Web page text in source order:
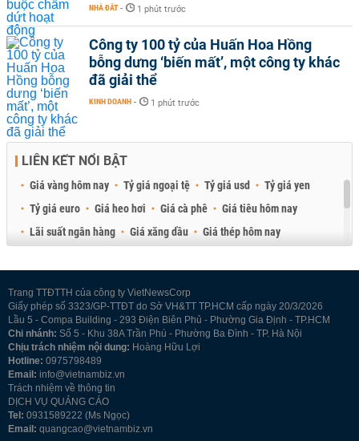
NHÀ ĐẤT - 1 phút trước
Công ty 100 tỷ của Huấn Hoa Hồng
bỗng dưng ‘biến mất’, một công ty khác
đã giải thể
KINH DOANH - 1 phút trước
LIÊN KẾT NỔI BẬT
Giá vàng hôm nay Tỷ giá ngoại tệ Tỷ giá usd
Tỷ giá yen
Tỷ giá euro
Giá heo hơi Giá cà phê
Giá tiêu hôm nay
Lãi suất ngân hàng
Giá xăng dầu
Giá thép hôm nay
Trang TTĐTTH của công ty VietNewsCorp
Giấy phép số 3323/GP-TTĐT do Sở VH&TT TP.HCM cấp ngày 20/3/2026
Lầu 5 - Compa Building - 293 Điện Biên Phủ - Phường Gia Định - TP.HCM
Chi nhánh: Số 5 - Khu 38A Trần Phú - Phường Ba Đình - TP. Hà Nội
Chịu trách nhiệm nội dung: Hoàng Hữu Lợi
Hotline: 0975798489
Email: info@vietnambiz.vn
Trách nhiệm về thông tin
DỊCH VỤ QUẢNG CÁO
Tel: 0931589222 (Ms Ngọc)
Email: quangcao@vietnambiz.vn